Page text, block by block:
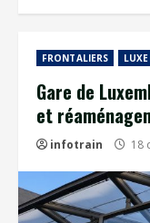
FRONTALIERS
Gare de
et
infotrain 18